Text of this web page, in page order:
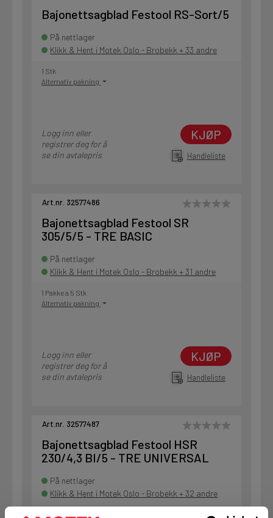
Bajonettsagblad Festool RS-Sort/5
På nettlager
Klikk & Hent i Motek Oslo - Brobekk + 33 andre
1 Stk
Alternativ pakning
Logg inn eller
registrer deg for å
se din avtalepris
KJØP
Handleliste
Art.nr. 32577486
Bajonettsagblad Festool SR
305/5/5 - TRE BASIC
På nettlager
Klikk & Hent i Motek Oslo - Brobekk + 31 andre
1 Pakke a 5 Stk
Alternativ pakning
Logg inn eller
registrer deg for å
se din avtalepris
KJØP
Handleliste
Art.nr. 32577487
Bajonettsagblad Festool HSR
230/4,3 BI/5 - TRE UNIVERSAL
På nettlager
Klikk & Hent i Motek Oslo - Brobekk + 32 andre
1 Pakke a 5 Stk